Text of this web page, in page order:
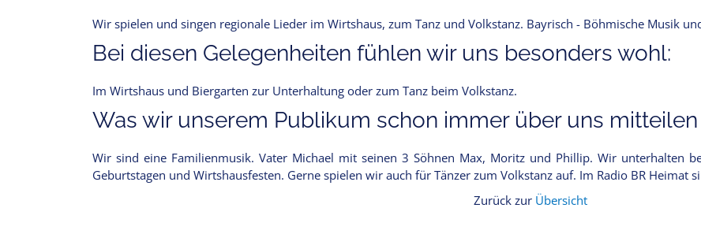
Wir spielen und singen regionale Lieder im Wirtshaus, zum Tanz und Volkstanz. Bayrisch - Böhmische Musik
Bei diesen Gelegenheiten fühlen wir uns besonders wohl:
Im Wirtshaus und Biergarten zur Unterhaltung oder zum Tanz beim Volkstanz.
Was wir unserem Publikum schon immer über uns
Wir sind eine Familienmusik. Vater Michael mit seinen 3 Söhnen Max, Moritz und Phillip. Wir unterhalten
Geburtstagen und Wirtshausfesten. Gerne spielen wir auch für Tänzer zum Volkstanz auf. Im Radio BR Heimat
Zurück zur Übersicht